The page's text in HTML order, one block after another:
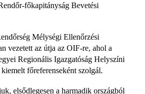
főkapitányság Bevetési
Mélységi Ellenőrzési
vezetett az útja az OIF-re, ahol a
Regionális Igazgatóság Helyszíni
főreferenseként szolgál.
elsődlegesen a harmadik országból